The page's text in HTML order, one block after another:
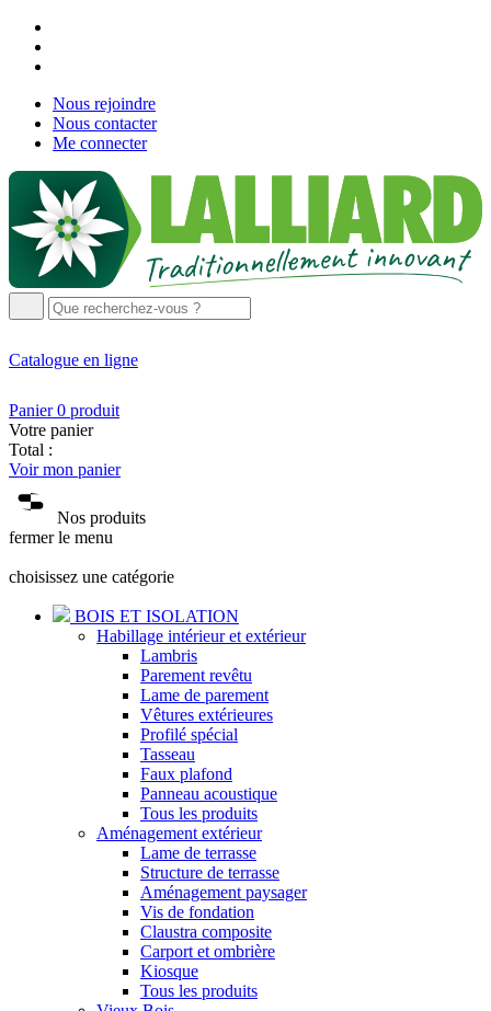
Nous rejoindre
Nous contacter
Me connecter
Catalogue en ligne
Panier 0 produit
Votre panier
Total :
Voir mon panier
Nos produits
fermer le menu
choisissez une catégorie
BOIS ET ISOLATION
Habillage intérieur et extérieur
Lambris
Parement revêtu
Lame de parement
Vêtures extérieures
Profilé spécial
Tasseau
Faux plafond
Panneau acoustique
Tous les produits
Aménagement extérieur
Lame de terrasse
Structure de terrasse
Aménagement paysager
Vis de fondation
Claustra composite
Carport et ombrière
Kiosque
Tous les produits